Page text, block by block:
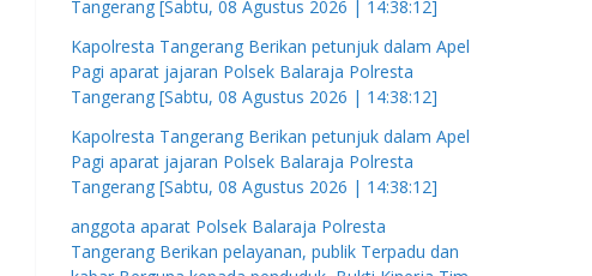
Tangerang [Sabtu, 08 Agustus 2026 | 14:38:12]
Kapolresta Tangerang Berikan petunjuk dalam Apel
Pagi aparat jajaran Polsek Balaraja Polresta
Tangerang [Sabtu, 08 Agustus 2026 | 14:38:12]
Kapolresta Tangerang Berikan petunjuk dalam Apel
Pagi aparat jajaran Polsek Balaraja Polresta
Tangerang [Sabtu, 08 Agustus 2026 | 14:38:12]
anggota aparat Polsek Balaraja Polresta
Tangerang Berikan pelayanan, publik Terpadu dan